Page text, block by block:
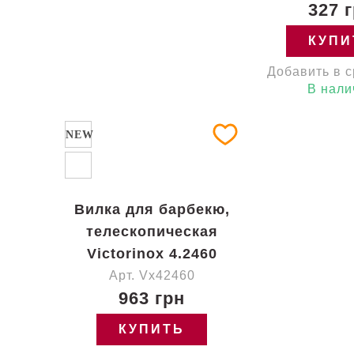
327
Добавить в
В
NEW
Вилка для барбекю,
телескопическая
Victorinox 4.2460
Арт. Vx42460
963 грн
КУПИТЬ